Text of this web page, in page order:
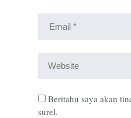
Beritahu saya akan
surel.